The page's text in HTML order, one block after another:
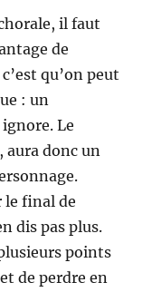
il faut
de
qu’on peut
: un
Le
aura donc un
le final de
dis pas plus.
points
de perdre en